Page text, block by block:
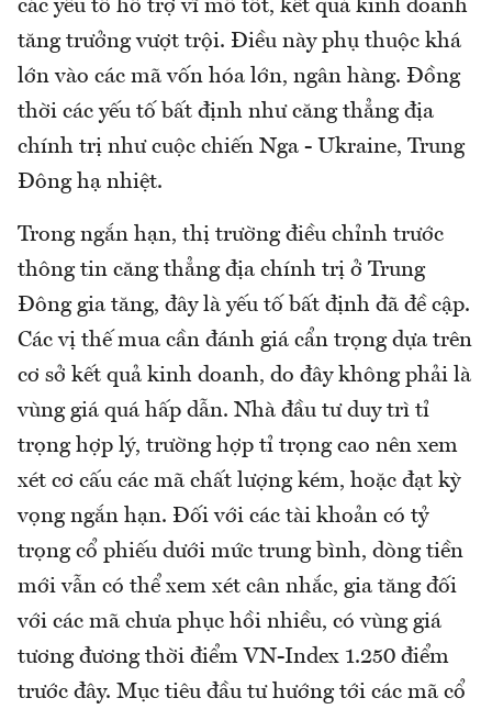
các yếu tố hỗ trợ vĩ mô tốt, kết quả kinh doanh
tăng trưởng vượt trội. Điều này phụ thuộc khá
lớn vào các mã vốn hóa lớn, ngân hàng. Đồng
thời các yếu tố bất định như căng thẳng địa
chính trị như cuộc chiến Nga - Ukraine, Trung
Đông hạ nhiệt.
Trong ngắn hạn, thị trường điều chỉnh trước
thông tin căng thẳng địa chính trị ở Trung
Đông gia tăng, đây là yếu tố bất định đã đề cập.
Các vị thế mua cần đánh giá cẩn trọng dựa trên
cơ sở kết quả kinh doanh, do đây không phải là
vùng giá quá hấp dẫn. Nhà đầu tư duy trì tỉ
trọng hợp lý, trường hợp tỉ trọng cao nên xem
xét cơ cấu các mã chất lượng kém, hoặc đạt kỳ
vọng ngắn hạn. Đối với các tài khoản có tỷ
trọng cổ phiếu dưới mức trung bình, dòng tiền
mới vẫn có thể xem xét cân nhắc, gia tăng đối
với các mã chưa phục hồi nhiều, có vùng giá
tương đương thời điểm VN-Index 1.250 điểm
trước đây. Mục tiêu đầu tư hướng tới các mã cổ